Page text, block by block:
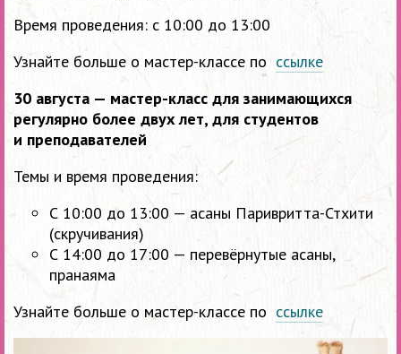
Время проведения: с 10:00 до 13:00
Узнайте больше о мастер-классе по ссылке
30 августа — мастер-класс для занимающихся
регулярно более двух лет, для студентов
и преподавателей
Темы и время проведения:
С 10:00 до 13:00 — асаны Паривритта-Стхити
(скручивания)
С 14:00 до 17:00 — перевёрнутые асаны,
пранаяма
Узнайте больше о мастер-классе по ссылке